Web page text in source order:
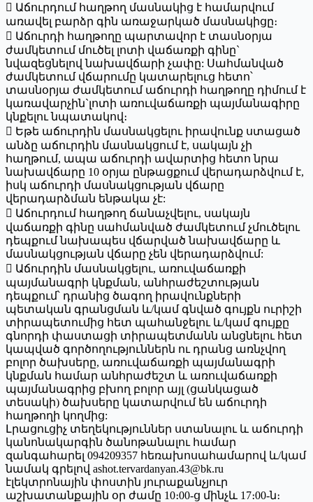
 Աճուրդում հաղթող մասնակից է համարվում
առավել բարձր գին առաջարկած մասնակիցը։
 Աճուրդի հաղթողը պարտավոր է տասնօրյա
ժամկետում մուծել լոտի վաճառքի գինը`
նվազեցնելով նախավճարի չափը: Սահմանված
ժամկետում վճարումը կատարելուց հետո՝
տասնօրյա ժամկետում աճուրդի հաղթողը դիմում է
կառավարչին`լոտի առուվաճառքի պայմանագիրը
կնքելու նպատակով։
 Եթե աճուրդին մասնակցելու իրավունք ստացած
անձը աճուրդին մասնակցում է, սակայն չի
հաղթում, ապա աճուրդի ավարտից հետո նրա
նախավճարը 10 օրյա ընթացքում վերադարձվում է,
իսկ աճուրդի մասնակցության վճարը
վերադարձման ենթակա չէ:
 Աճուրդում հաղթող ճանաչվելու, սակայն
վաճառքի գինը սահմանված ժամկետում չմուծելու
դեպքում նախապես վճարված նախավճարը և
մասնակցության վճարը չեն վերադարձվում:
 Աճուրդին մասնակցելու, առուվաճառքի
պայմանագրի կնքման, անհրաժեշտության
դեպքում՝ դրանից ծագող իրավունքների
պետական գրանցման և/կամ գնված գույքն ուրիշի
տիրապետումից հետ պահանջելու և/կամ գույքը
գնորդի փաստացի տիրապետմանն անցնելու հետ
կապված գործողություններն ու դրանց առնչվող
բոլոր ծախսերը, առուվաճառքի պայմանագրի
կնքման համար անհրաժեշտ և առուվաճառքի
պայմանագրից բխող բոլոր այլ (ցանկացած
տեսակի) ծախսերը կատարվում են աճուրդի
հաղթողի կողմից:
Լրացուցիչ տեղեկություններ ստանալու և աճուրդի
կանոնակարգին ծանոթանալու համար
զանգահարել 094209357 հեռախոսահամարով և/կամ
նամակ գրելով ashot.tervardanyan.43@bk.ru
էլեկտրոնային փոստին յուրաքանչյուր
աշխատանքային օր ժամը 10։00-ց մինչև 17։00-ն։